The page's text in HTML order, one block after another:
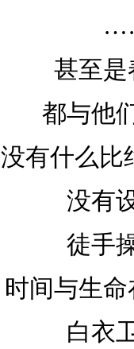
甚至
都与他
没有什么比
没有
徒手
时间与生
白衣